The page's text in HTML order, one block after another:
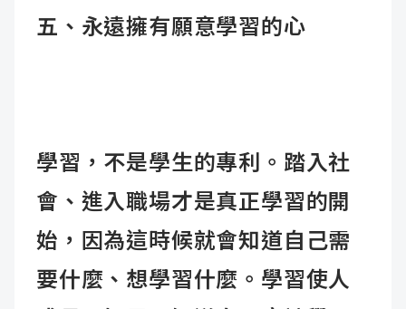
五、永遠擁有願意學習的心
學習，不是學生的專利。踏入社
會、進入職場才是真正學習的開
始，因為這時候就會知道自己需
要什麼、想學習什麼。學習使人